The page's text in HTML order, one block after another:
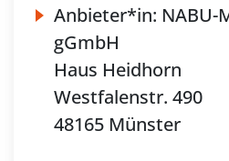
Anbieter*in: NABU-
gGmbH
Haus Heidhorn
Westfalenstr. 490
48165 Münster